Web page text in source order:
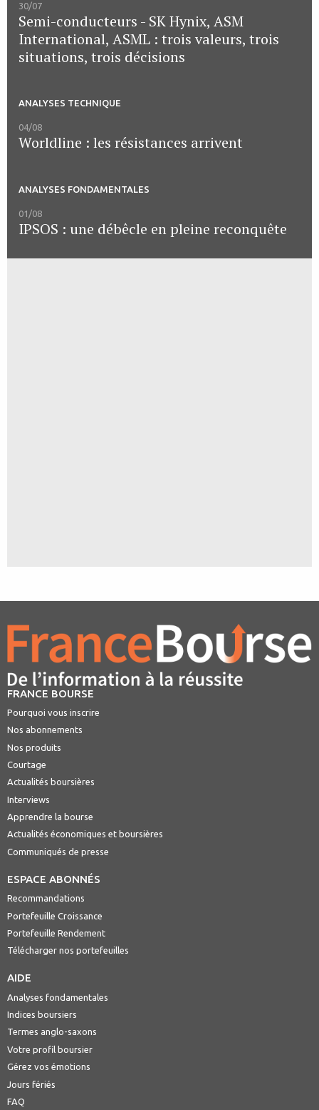
30/07
Semi-conducteurs - SK Hynix, ASM
International, ASML : trois valeurs, trois
situations, trois décisions
ANALYSES TECHNIQUE
04/08
Worldline : les résistances arrivent
ANALYSES FONDAMENTALES
01/08
IPSOS : une débêcle en pleine reconquête
FRANCE BOURSE
Pourquoi vous inscrire
Nos abonnements
Nos produits
Courtage
Actualités boursières
Interviews
Apprendre la bourse
Actualités économiques et boursières
Communiqués de presse
ESPACE ABONNÉS
Recommandations
Portefeuille Croissance
Portefeuille Rendement
Télécharger nos portefeuilles
AIDE
Analyses fondamentales
Indices boursiers
Termes anglo-saxons
Votre profil boursier
Gérez vos émotions
Jours fériés
FAQ